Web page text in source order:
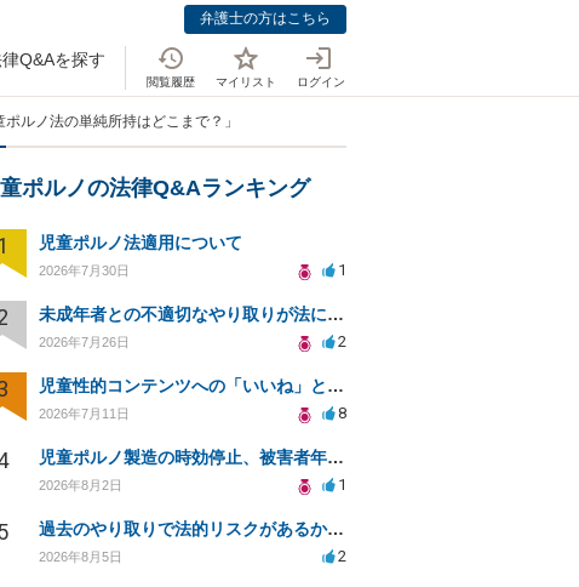
弁護士の方はこちら
Q&Aを探す
閲覧履歴 マイリスト ログイン
ルノ法の単純所持はどこまで？」
ポルノの法律Q&Aランキング
児童ポルノ法適用について
2026年7月30日 1
未成年者との不適切なやり取りが法に触れる可能性と対処法
2026年7月26日 2
児童性的コンテンツへの「いいね」と警察対応について
2026年7月11日 8
児童ポルノ製造の時効停止、被害者年齢での適用は？
2026年8月2日 1
過去のやり取りで法的リスクがあるか知りたい
2026年8月5日 2